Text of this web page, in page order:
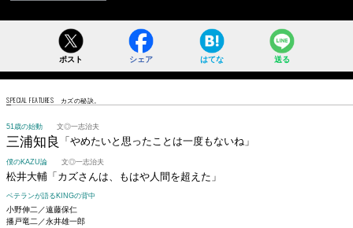
ポスト シェア はてな 送る
SPECIAL FEATURES カズの秘訣。
51歳の始動 文◎一志治夫
三浦知良 「やめたいと思ったことは一度もないね」
僕のKAZU論 文◎一志治夫
松井大輔 「カズさんは、もはや人間を超えた」
ベテランが語るKINGの背中
小野伸二／遠藤保仁
播戸竜二／永井雄一郎